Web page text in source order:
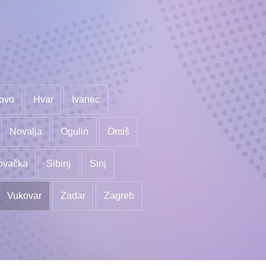
Hvar Ivanec
Novalja Ogulin Omiš
Sibinj Sinj
Vukovar Zadar Zagreb